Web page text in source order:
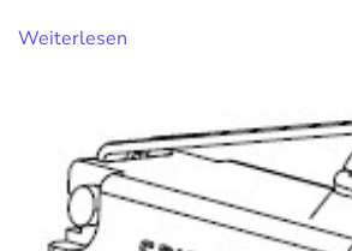
Weiterlesen